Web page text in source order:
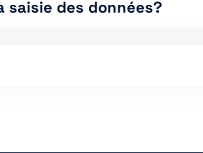
des données?